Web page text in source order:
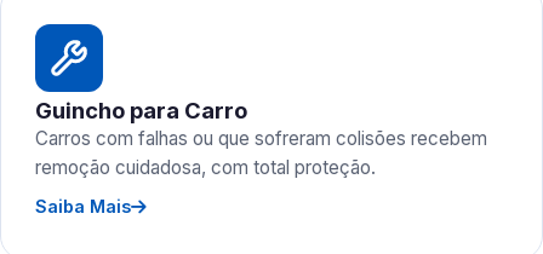
Guincho para Carro
Carros com falhas ou que sofreram colisões recebem
remoção cuidadosa, com total proteção.
Saiba Mais